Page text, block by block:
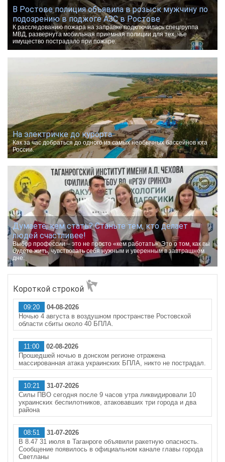
В Ростове полиция объявила в розыск мужчину по
подозрению в поджоге АЗС в Ростове
К расследованию пожара на заправке подключилась спецгруппа
МВД, развернута мобильная приемная полиции для тех, чье
имущество пострадало при пожаре.
На электричке до курорта.
Как за час добраться до одного из самых необычных бассейнов юга
России.
Думаете, кем стать? Станьте тем, кто делает
людей счастливее!
Выбор профессии – это не просто «кем работать». Это о том, как вы
будете жить, чувствовать себя нужным и уверенным в завтрашнем
дне.
Короткой строкой
09:20
04-08-2026
Ночью 4 августа в воздушном пространстве Ростовской
области сбиты около 40 БПЛА.
11:00
02-08-2026
Прошедшей ночью в донском регионе отражена
массированная атака украинских БПЛА, никто не пострадал.
10:21
31-07-2026
Силы ПВО сегодня после 9 часов утра ликвидировали 10
украинских беспилотников, атаковавших три города и два
района
08:51
31-07-2026
В 8.47 31 июля в Таганроге объявили ракетную опасность.
Сообщение появилось в официальном канале главы города
Светланы